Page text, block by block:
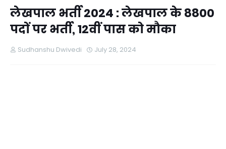
लेखपाल भर्ती 2024 : लेखपाल के 8800
पदों पर भर्ती, 12वीं पास को मौका
Sudhanshu Dwivedi July 28, 2024